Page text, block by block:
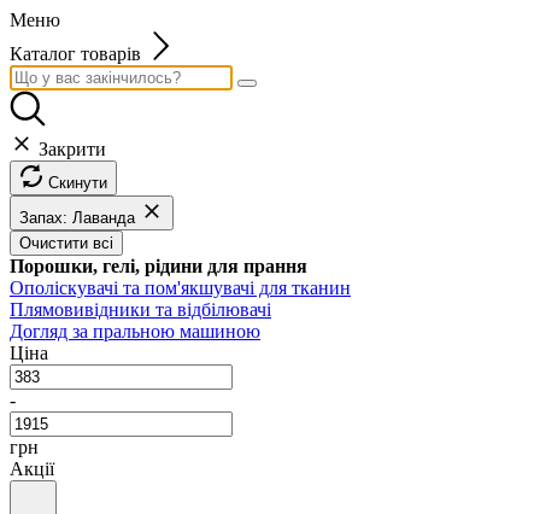
Меню
Каталог товарів
Закрити
Скинути
Запах: Лаванда
Очистити всі
Порошки, гелі, рідини для прання
Ополіскувачі та пом'якшувачі для тканин
Плямовивідники та відбілювачі
Догляд за пральною машиною
Ціна
-
грн
Акції